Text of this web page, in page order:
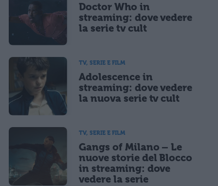
Doctor Who in
streaming: dove vedere
la serie tv cult
TV, SERIE E FILM
Adolescence in
streaming: dove vedere
la nuova serie tv cult
TV, SERIE E FILM
Gangs of Milano – Le
nuove storie del Blocco
in streaming: dove
vedere la serie